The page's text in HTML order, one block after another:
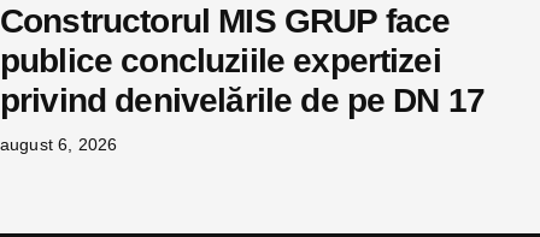
Constructorul MIS GRUP face
publice concluziile expertizei
privind denivelările de pe DN 17
august 6, 2026